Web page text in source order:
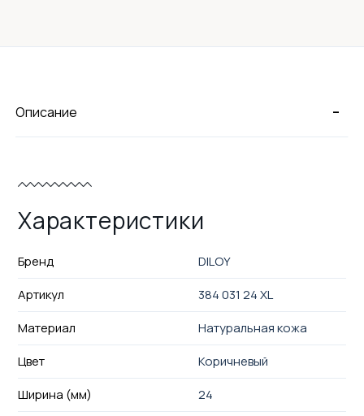
-
Описание
Характеристики
Бренд
DILOY
Артикул
384 031 24 XL
Материал
Натуральная кожа
Цвет
Коричневый
Ширина (мм)
24